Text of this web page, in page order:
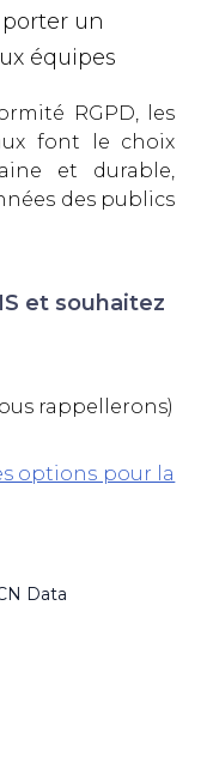
un
équipes
RGPD, les
font le choix
et durable,
des publics
et souhaitez
rappellerons)
options pour la
Data